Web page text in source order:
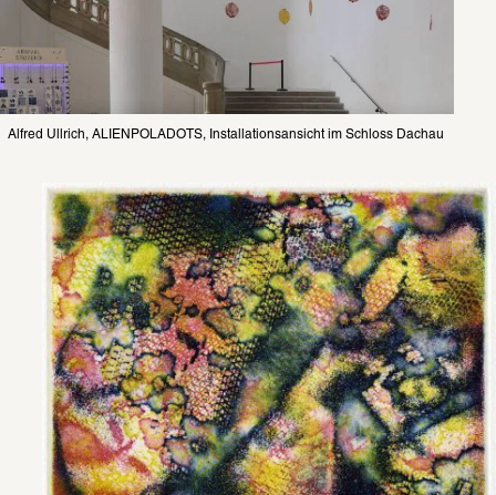
Alfred Ullrich, ALIENPOLADOTS, Installationsansicht im Schloss Dachau